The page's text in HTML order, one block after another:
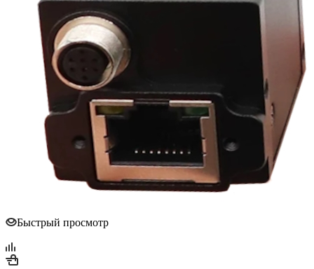
Быстрый просмотр